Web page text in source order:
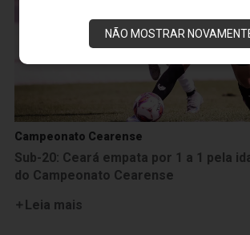
NÃO MOSTRAR
Campeonato Cearense
Sub-20: Ceará empata por 1 a 1 pela
do Campeonato Cearense
Leia mais